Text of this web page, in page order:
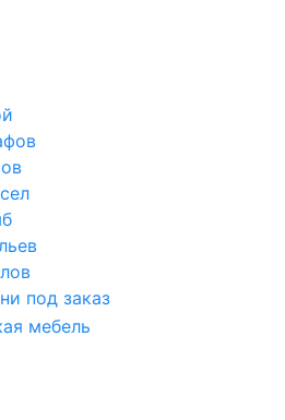
под заказ
мебель